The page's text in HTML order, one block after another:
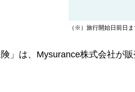
（※）旅行開始日前日
」は、Mysurance株式会社が